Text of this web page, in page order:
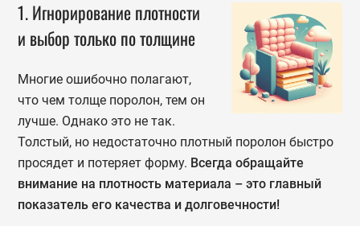
1. Игнорирование плотности
и выбор только по толщине
Многие ошибочно полагают,
что чем толще поролон, тем он
лучше. Однако это не так.
Толстый, но недостаточно плотный поролон быстро
просядет и потеряет форму. Всегда обращайте
внимание на плотность материала – это главный
показатель его качества и долговечности!